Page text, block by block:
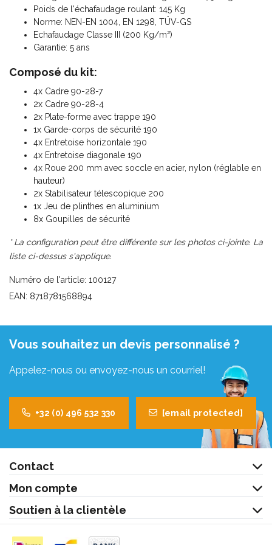
Poids de l'échafaudage roulant: 145 Kg
Norme: NEN-EN 1004, EN 1298, TÜV-GS
Echafaudage Classe III (200 Kg/m²)
Garantie: 5 ans
Composé du kit:
4x Cadre 90-28-7
2x Cadre 90-28-4
2x Plate-forme avec trappe 190
1x Garde-corps de sécurité 190
4x Entretoise horizontale 190
4x Entretoise diagonale 190
4x Roue 200 mm avec soccle en acier, nylon (réglable en
hauteur)
2x Stabilisateur télescopique 200
1x Jeu de plinthes en aluminium
8x Goupilles de sécurité
* La configuration peut être différente sur les photos ci-jointe. La
liste ci-dessus s'applique.
Numéro de l'article: 100127
EAN: 8718781568894
Vous souhaitez un devis personnalisé ?
Appelez-nous ou envoyez-nous un courriel!
+32 (0) 496 532 330 [email protected]
Contact
Mon compte
Soutien à la clientèle